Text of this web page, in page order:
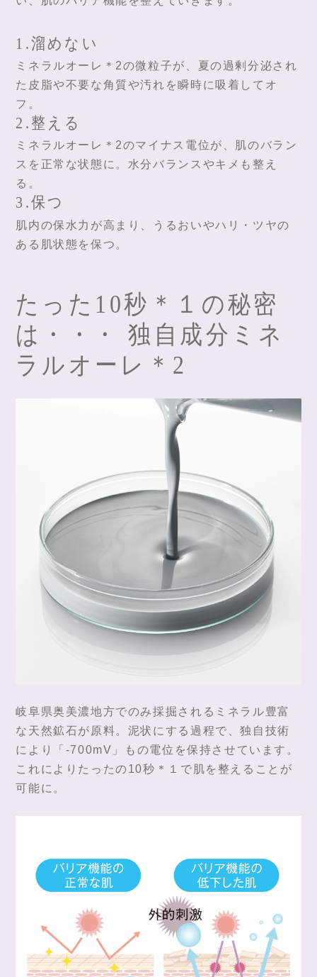
1.溜めない
ミネラルオーレ＊2の微粒子が、夏の過剰分泌され
た皮脂や不要な角質や汚れを瞬時に吸着してオ
フ。
2.整える
ミネラルオーレ＊2のマイナス電位が、肌のバラン
スを正常な状態に。水分バランスやキメも整え
る。
3.保つ
肌内の保水力が高まり、うるおいやハリ・ツヤの
ある肌状態を保つ。
たった10秒＊１の秘密
は・・・ 独自成分ミネ
ラルオーレ＊2
岐阜県奥美濃地方でのみ採掘されるミネラル豊富
な天然鉱石が原料。泥状にする過程で、独自技術
により「-700mV」もの電位を保持させています。
これによりたったの10秒＊１で肌を整えることが
可能に。